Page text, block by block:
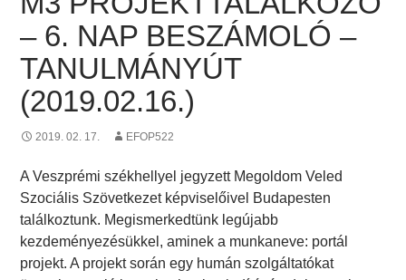
– 6. NAP BESZÁMOLÓ –
TANULMÁNYÚT
(2019.02.16.)
2019. 02. 17. EFOP522
A Veszprémi székhellyel jegyzett Megoldom Veled
Szociális Szövetkezet képviselőivel Budapesten
találkoztunk. Megismerkedtünk legújabb
kezdeményezésükkel, aminek a munkaneve: portál
projekt. A projekt során egy humán szolgáltatókat